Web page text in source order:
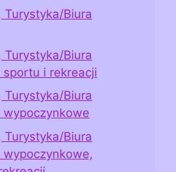
Turystyka/Biura
Turystyka/Biura
i rekreacji
Turystyka/Biura
Turystyka/Biura